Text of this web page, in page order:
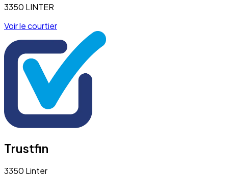
3350 LINTER
Voir le courtier
Trustfin
3350 Linter